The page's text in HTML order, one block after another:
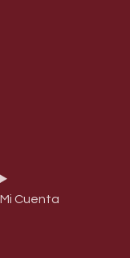
Mi Cuenta